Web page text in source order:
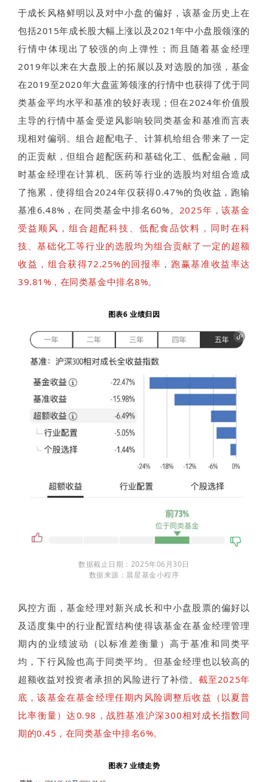
于成长风格鲜明以及对中小盘的偏好，该基金历史上在
包括2015年成长股大幅上涨以及2021年中小盘股领涨的
行情中体现出了较强的向上弹性；而且随着基金经理
2019年以来在大盘股上的拓展以及对选股的加强，基金
在2019至2020年大盘蓝筹领涨的行情中也获得了优于同
类基金平均水平和基准的较好表现；但在2024年价值股
主导的行情中基金受逆风影响较同类基金和基准而言表
现相对偏弱。组合超配电子、计算机给组合带来了一定
的正贡献，但组合超配医药和基础化工、低配金融，同
时基金经理在计算机、医药等行业的选股均对组合造成
了拖累，使得组合2024年仅获得0.47%的负收益，跑输
基准6.48%，在同类基金中排名60%。 2025年，该基金
受益顺风，组合超配科技、低配食品饮料，同时在科
技、基础化工等行业的选股均为组合贡献了一定的超额
收益，组合获得72.25%的回报率，跑赢基准收益率达
39.81%，在同类基金中排名8%。
图表6 业绩归因
数据截止日期：2025年06月30日
数据来源：晨星基金小程序
风控方面，基金经理对新兴成长和中小盘股票的偏好以
及适度集中的行业配置结构使得该基金在基金经理管理
期内的业绩波动（以标准差衡量）高于基准和同类平
均，下行风险也高于同类平均。但基金经理也以较高的
超额收益对投资者承担的风险进行了补偿。截至2025年
底，该基金在基金经理任期内风险调整后收益（以夏普
比率衡量）达0.98，战胜基准沪深300相对成长指数同
期的0.45，在同类基金中排名6%。
图表7 业绩走势